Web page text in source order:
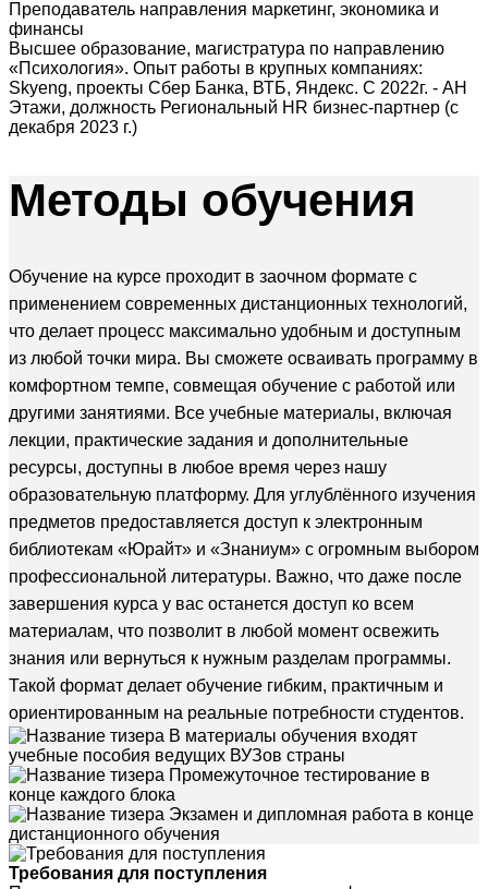
Преподаватель направления маркетинг, экономика и
финансы
Высшее образование, магистратура по направлению
«Психология». Опыт работы в крупных компаниях:
Skyeng, проекты Сбер Банка, ВТБ, Яндекс. С 2022г. - АН
Этажи, должность Региональный HR бизнес-партнер (с
декабря 2023 г.)
Методы обучения
Обучение на курсе проходит в заочном формате с
применением современных дистанционных технологий,
что делает процесс максимально удобным и доступным
из любой точки мира. Вы сможете осваивать программу в
комфортном темпе, совмещая обучение с работой или
другими занятиями. Все учебные материалы, включая
лекции, практические задания и дополнительные
ресурсы, доступны в любое время через нашу
образовательную платформу. Для углублённого изучения
предметов предоставляется доступ к электронным
библиотекам «Юрайт» и «Знаниум» с огромным выбором
профессиональной литературы. Важно, что даже после
завершения курса у вас останется доступ ко всем
материалам, что позволит в любой момент освежить
знания или вернуться к нужным разделам программы.
Такой формат делает обучение гибким, практичным и
ориентированным на реальные потребности студентов.
В материалы обучения входят
учебные пособия ведущих ВУЗов страны
Промежуточное тестирование в
конце каждого блока
Экзамен и дипломная работа в конце
дистанционного обучения
Требования для поступления